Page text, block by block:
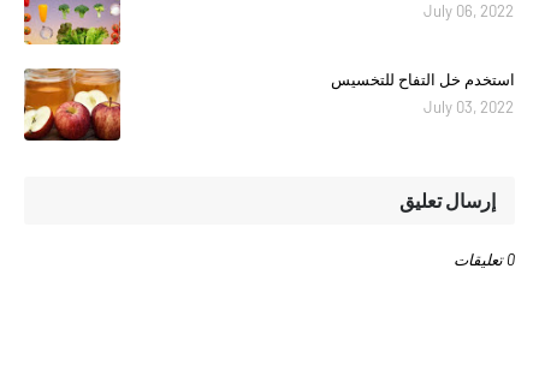
July 06, 2022
استخدم خل التفاح للتخسيس
July 03, 2022
إرسال تعليق
0 تعليقات